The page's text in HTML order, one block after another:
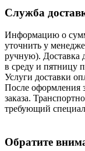
Служба
Информацию о
уточнить у
ручную). Доставка
в среду и пятницу
Услуги доставки
После оформления
заказа.
требующий
Обратите